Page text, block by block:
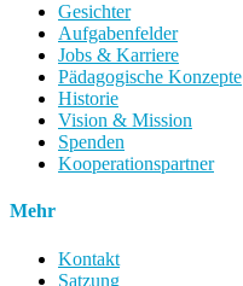
Gesichter
Aufgabenfelder
Jobs & Karriere
Pädagogische Konzepte
Historie
Vision & Mission
Spenden
Kooperationspartner
Mehr
Kontakt
Satzung